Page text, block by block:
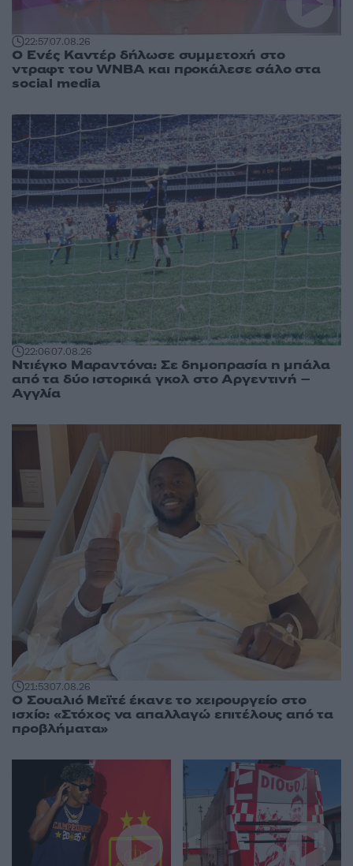
22:5707.08.26
Ο Ενές Καντέρ δήλωσε συμμετοχή στο
ντραφτ του WNBA και προκάλεσε σάλο στα
social media
22:0607.08.26
Ντιέγκο Μαραντόνα: Σε δημοπρασία η μπάλα
από τα δύο ιστορικά γκολ στο Αργεντινή –
Αγγλία
21:5307.08.26
Ο Σουαλιό Μεϊτέ έκανε το χειρουργείο στο
ισχίο: «Στόχος να απαλλαγώ επιτέλους από τα
προβλήματα»